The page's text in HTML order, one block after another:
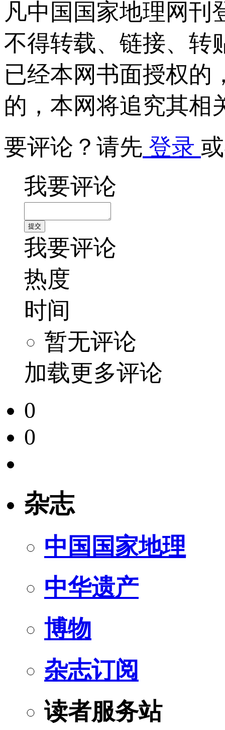
凡中国国家地理网刊
不得转载、链接、转
已经本网书面授权的
的，本网将追究其相
要评论？请先 登录
我要评论
我要评论
热度
时间
暂无评论
加载更多评论
0
0
杂志
中国国家地理
中华遗产
博物
杂志订阅
读者服务站